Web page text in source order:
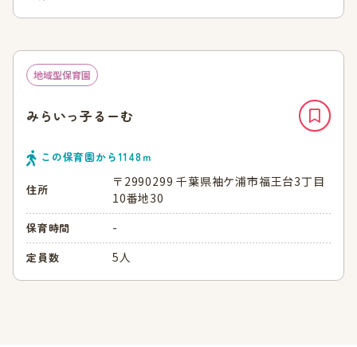
地域型保育園
みらいっ子るーむ
この保育園から1148ｍ
住所
〒2990299 千葉県袖ケ浦市福王台3丁目
10番地30
保育時間 -
定員数 5人